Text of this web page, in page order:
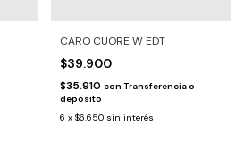
CARO CUORE W EDT
$39.900
$35.910 con Transferencia o
depósito
6 x $6.650 sin interés